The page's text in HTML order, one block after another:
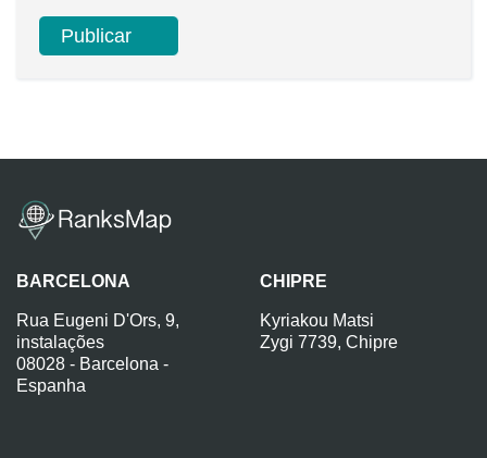
BARCELONA
Rua Eugeni D'Ors, 9,
instalações
08028 - Barcelona -
Espanha
CHIPRE
Kyriakou Matsi
Zygi 7739, Chipre